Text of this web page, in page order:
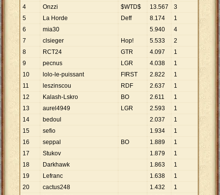
4
Onzzi $WTD$ 13.567
3
5
La Horde Deff 8.174
1
6
mia30 5.940
4
7
clsieger Hop! 5.533
2
8
RCT24 GTR 4.097
1
9
pecnus LGR 4.038
1
10
lolo-le-puissant FIRST 2.822
1
11
leszinscou RDF 2.637
1
12
Kalash-Lskro BO 2.611
1
13
aurel4949 LGR 2.593
1
14
bedoul 2.037
1
15
sefio 1.934
1
16
seppal BO 1.889
1
17
Stukov 1.879
1
18
Darkhawk 1.863
1
19
Lefranc 1.638
1
20
cactus248 1.432
1